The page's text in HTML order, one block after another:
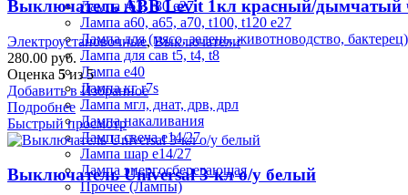
Лампа r63, r80 е27
Лампа а60, а65, а70, t100, t120 е27
Лампа для (мясо, зелень, животноводство, бактерец)
Лампа для сав t5, t4, t8
Лампа е40
Лампа кг r7s
Лампа мгл, днат, дрв, дрл
Лампа накаливания
Лампа свеча е14/27
Лампа шар е14/27
Лампа энергосберегающая
Прочее (Лампы)
Выключатель ABB Levit 1кл красный/дымчатый
Электроустановочные,Выключатели
280.00 руб.
Оценка 5из 5
Добавить в Избранное
Подробнее
Быстрый просмотр
Выключатель Universal 3-кл о/у белый